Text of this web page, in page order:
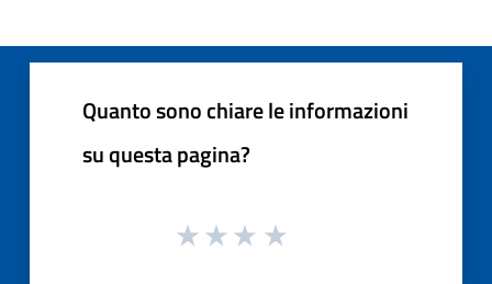
Quanto sono chiare le informazioni
su questa pagina?